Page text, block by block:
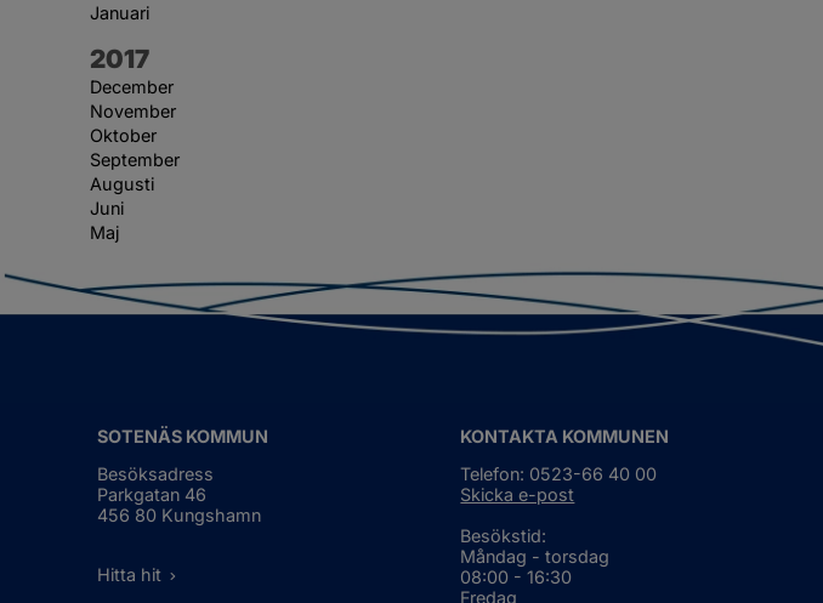
Januari
År:
2017
December
November
Oktober
September
Augusti
Juni
Maj
SOTENÄS KOMMUN
Besöksadress
Parkgatan 46
456 80 Kungshamn
Hitta hit
KONTAKTA KOMMUNEN
Telefon: 0523-66 40 00
Skicka e-post
Besökstid:
Måndag - torsdag
08:00 - 16:30
Fredag